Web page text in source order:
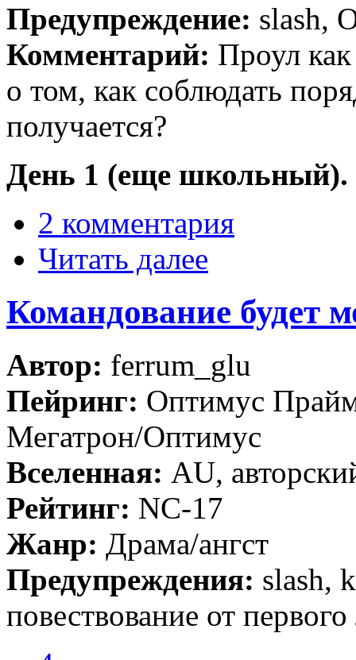
Предупреждение: slash,
Комментарий: Проул
о том, как соблюдать
получается?
День 1 (еще школьный).
2 комментария
Читать далее
Командование будет
Автор: ferrum_glu
Пейринг: Оптимус
Мегатрон/Оптимус
Вселенная: AU,
Рейтинг: NC-17
Жанр: Драма/ангст
Предупреждения: slash,
повествование от